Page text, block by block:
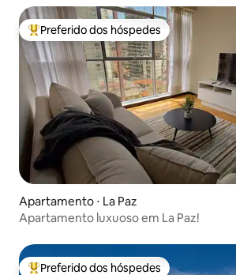
Entre os melhores preferidos dos
Preferido dos hóspedes
Apartamento ⋅ La Paz
Apartamento luxuoso em La Paz!
Preferido dos hóspedes